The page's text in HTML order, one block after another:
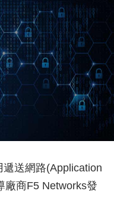
送網路(Application
廠商F5 Networks發